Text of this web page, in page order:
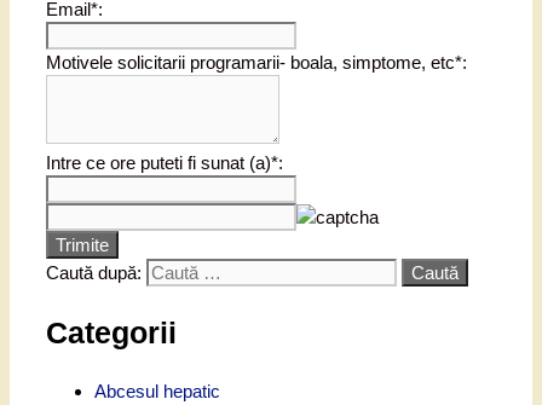
Email*:
Motivele solicitarii programarii- boala, simptome, etc*:
Intre ce ore puteti fi sunat (a)*:
Trimite
Caută după:
Categorii
Abcesul hepatic